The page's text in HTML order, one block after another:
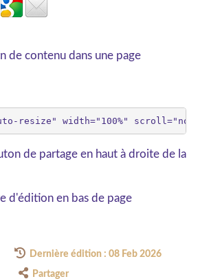
de contenu dans une page
de partage en haut à droite de la
d'édition en bas de page
Dernière édition : 08 Feb 2026
Partager